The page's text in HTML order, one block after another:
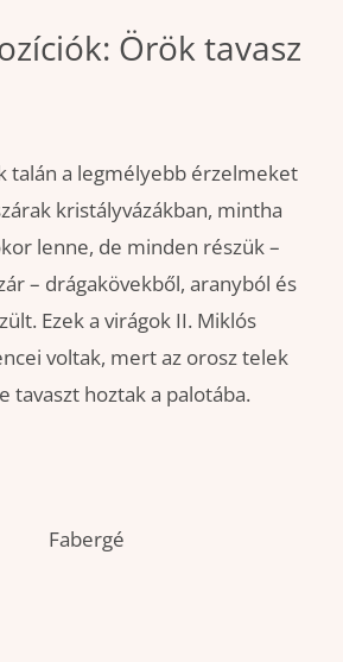
Örök tavasz
talán a legmélyebb érzelmeket
kristályvázákban, mintha
lenne, de minden részük –
– drágakövekből, aranyból és
Ezek a virágok II. Miklós
voltak, mert az orosz telek
tavaszt hoztak a palotába.